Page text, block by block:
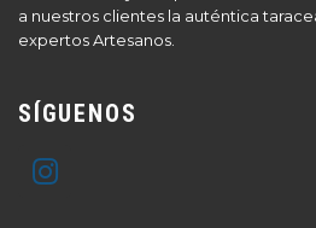
a nuestros clientes la auténtica
expertos Artesanos.
SÍGUENOS